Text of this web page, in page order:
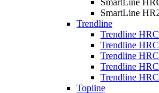
SmartLine
Trendline
Trendline
Trendline
Trendline
Trendline
Trendline
Topline